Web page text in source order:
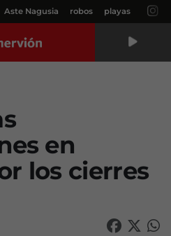
Aste Nagusia robos playas
en
los cierres